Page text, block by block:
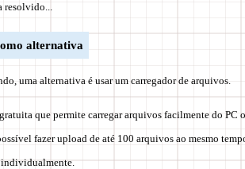
resolvido...
alternativa
uma alternativa é usar um carregador de arquivos.
que permite carregar arquivos facilmente do PC
fazer upload de até 100 arquivos ao mesmo